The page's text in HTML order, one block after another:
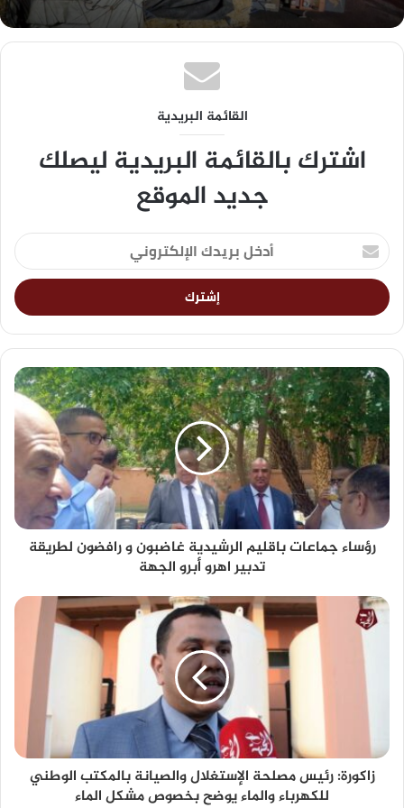
القائمة البريدية
اشترك بالقائمة البريدية ليصلك
جديد الموقع
رؤساء جماعات باقليم الرشيدية غاضبون و رافضون لطريقة
تدبير اهرو أبرو الجهة
زاكورة: رئيس مصلحة الإستغلال والصيانة بالمكتب الوطني
للكهرباء والماء يوضح بخصوص مشكل الماء